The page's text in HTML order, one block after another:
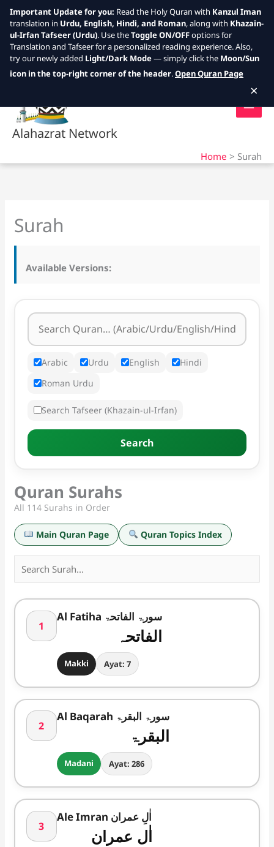
Skip
Alahazrat Network
Home Surah
Surah
Available Versions:
Arabic Urdu English
Hindi
Roman Urdu
Search Tafseer (Khazain-ul-Irfan)
Search
Quran Surahs
All 114 Surahs in Order
Main Quran Page Quran Topics Index
1
Al Fatiha سورۃ الفاتحۃ
الفاتحہ
Makki Ayat: 7
2
Al Baqarah سورۃ البقرۃ
البقرۃ
Madani Ayat: 286
3
Ale Imran اٰلِ عمران
اٰل عمران
Important Update for you: Read the Holy Quran with Kanzul Iman
translation in Urdu, English, Hindi, and Roman, along with Khazain-
ul-Irfan Tafseer (Urdu). Use theToggle ON/OFFoptions for
Translation and Tafseer for a personalized reading experience. Also,
try our newly added Light/Dark Mode— simply click the Moon/Sun
icon in the top-right corner of the header.Open Quran Page
×